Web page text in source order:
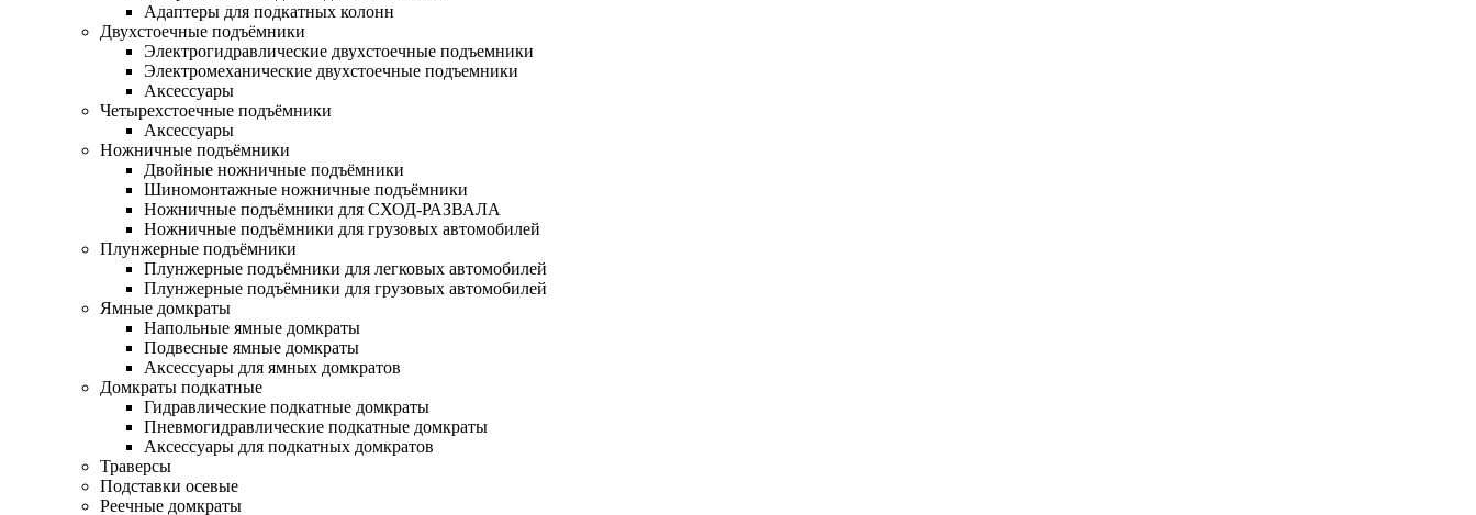
Адаптеры для подкатных колонн
Двухстоечные подъёмники
Электрогидравлические двухстоечные подъемники
Электромеханические двухстоечные подъемники
Аксессуары
Четырехстоечные подъёмники
Аксессуары
Ножничные подъёмники
Двойные ножничные подъёмники
Шиномонтажные ножничные подъёмники
Ножничные подъёмники для СХОД-РАЗВАЛА
Ножничные подъёмники для грузовых автомобилей
Плунжерные подъёмники
Плунжерные подъёмники для легковых автомобилей
Плунжерные подъёмники для грузовых автомобилей
Ямные домкраты
Напольные ямные домкраты
Подвесные ямные домкраты
Аксессуары для ямных домкратов
Домкраты подкатные
Гидравлические подкатные домкраты
Пневмогидравлические подкатные домкраты
Аксессуары для подкатных домкратов
Траверсы
Подставки осевые
Реечные домкраты